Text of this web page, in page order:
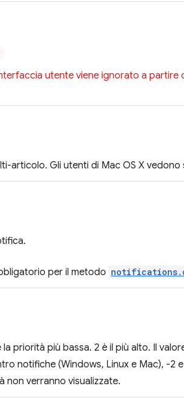
utente viene ignorato a partire
articolo. Gli utenti di Mac OS X vedono
per il metodo
priorità più bassa. 2 è il più alto. Il
notifiche (Windows, Linux e Mac), -2
verranno visualizzate.